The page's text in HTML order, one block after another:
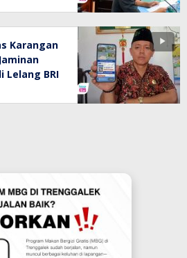
Karangan
Lelang BRI